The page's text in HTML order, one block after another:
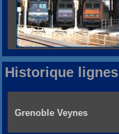
Historique lignes
Grenoble Veynes